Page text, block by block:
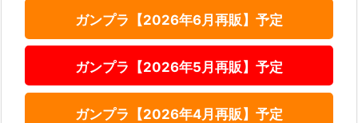
ガンプラ【2026年6月再販】予定
ガンプラ【2026年5月再販】予定
ガンプラ【2026年4月再販】予定